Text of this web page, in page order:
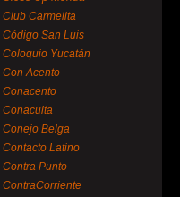
Club Carmelita
Código San Luis
Coloquio Yucatán
Con Acento
Conacento
Conaculta
Conejo Belga
Contacto Latino
Contra Punto
ContraCorriente